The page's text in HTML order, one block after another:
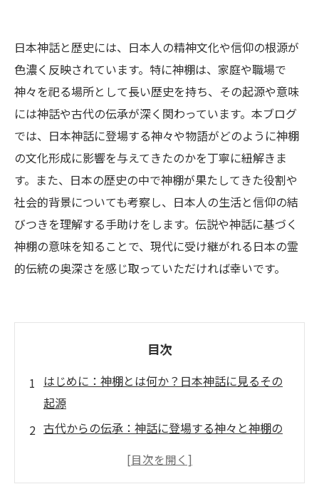
日本神話と歴史には、日本人の精神文化や信仰の根源が
色濃く反映されています。特に神棚は、家庭や職場で
神々を祀る場所として長い歴史を持ち、その起源や意味
には神話や古代の伝承が深く関わっています。本ブログ
では、日本神話に登場する神々や物語がどのように神棚
の文化形成に影響を与えてきたのかを丁寧に紐解きま
す。また、日本の歴史の中で神棚が果たしてきた役割や
社会的背景についても考察し、日本人の生活と信仰の結
びつきを理解する手助けをします。伝説や神話に基づく
神棚の意味を知ることで、現代に受け継がれる日本の霊
的伝統の奥深さを感じ取っていただければ幸いです。
目次
はじめに：神棚とは何か？日本神話に見るその
起源
古代からの伝承：神話に登場する神々と神棚の